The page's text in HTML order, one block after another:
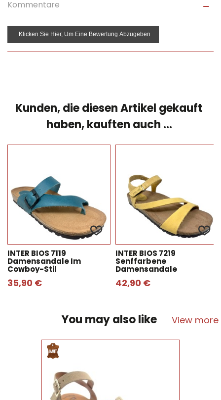
Kommentare
Klicken Sie Hier, Um Eine Bewertung Abzugeben
Kunden, die diesen Artikel gekauft
haben, kauften auch ...
INTER BIOS 7119
Damensandale Im
Cowboy-Stil
35,90 €
INTER BIOS 7219
Senffarbene
Damensandale
42,90 €
You may also like View more